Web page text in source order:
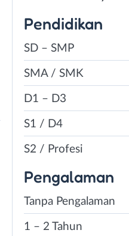
Pendidikan
SD – SMP
SMA / SMK
D1 – D3
S1 / D4
S2 / Profesi
Pengalaman
Tanpa Pengalaman
1 – 2 Tahun